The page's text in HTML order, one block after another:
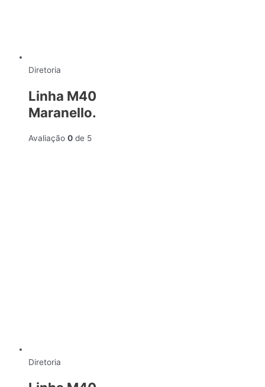
Diretoria
Linha M40
Maranello.
Avaliação 0 de 5
Diretoria